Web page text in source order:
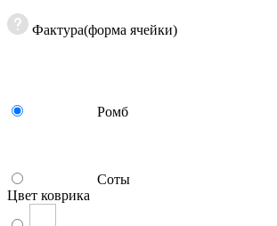
Фактура(форма ячейки)
Ромб
Соты
Цвет коврика